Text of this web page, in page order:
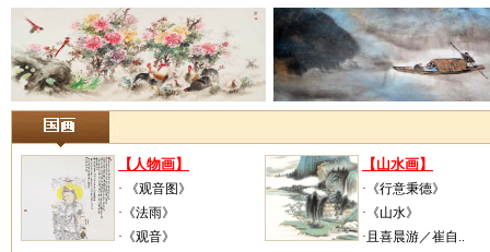
【人物画】
· 《观音图》
·《法雨》
·《观音》
【山水画】
·《行意秉德》
·《山水》
·且喜晨游／崔自..